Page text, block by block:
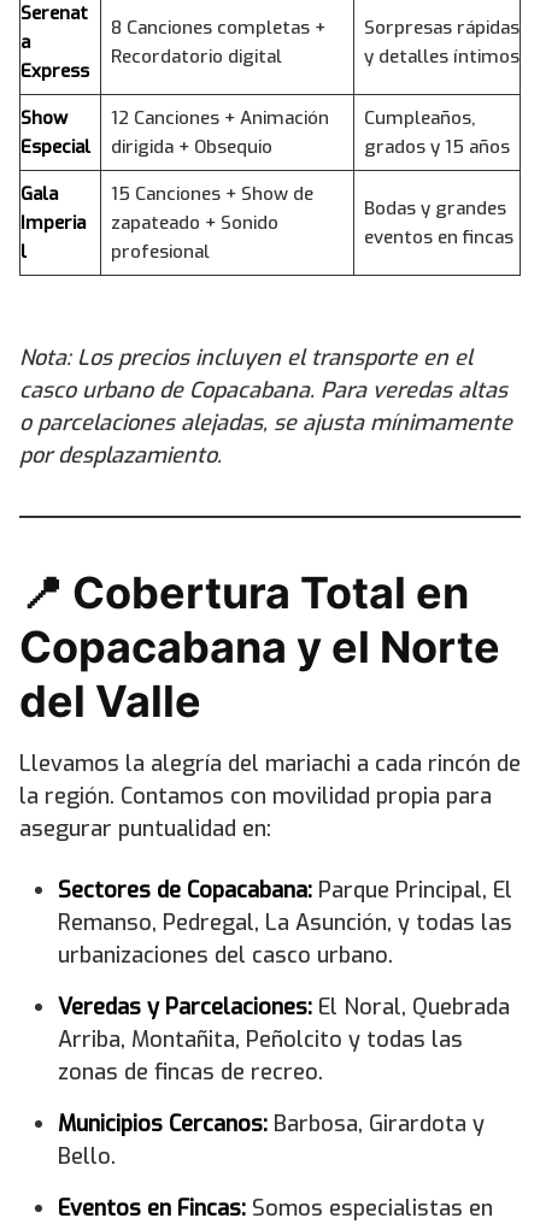
Serenat
a
Express
8 Canciones completas +
Recordatorio digital
Sorpresas rápidas
y detalles íntimos
Show
Especial
12 Canciones + Animación
dirigida + Obsequio
Cumpleaños,
grados y 15 años
Gala
Imperia
l
15 Canciones + Show de
zapateado + Sonido
profesional
Bodas y grandes
eventos en fincas
Nota: Los precios incluyen el transporte en el
casco urbano de Copacabana. Para veredas altas
o parcelaciones alejadas, se ajusta mínimamente
por desplazamiento.
📍 Cobertura Total en
Copacabana y el Norte
del Valle
Llevamos la alegría del mariachi a cada rincón de
la región. Contamos con movilidad propia para
asegurar puntualidad en:
Sectores de Copacabana: Parque Principal, El
Remanso, Pedregal, La Asunción, y todas las
urbanizaciones del casco urbano.
Veredas y Parcelaciones: El Noral, Quebrada
Arriba, Montañita, Peñolcito y todas las
zonas de fincas de recreo.
Municipios Cercanos: Barbosa, Girardota y
Bello.
Eventos en Fincas: Somos especialistas en